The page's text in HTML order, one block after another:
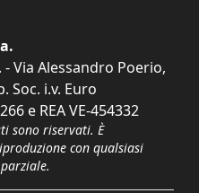
Via Alessandro Poerio,
Soc. i.v. Euro
e REA VE-454332
sono riservati. È
con qualsiasi